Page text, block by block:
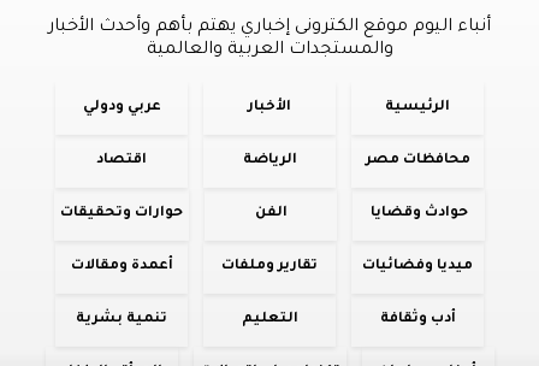
أنباء اليوم موقع الكترونى إخباري يهتم بأهم وأحدث الأخبار
والمستجدات العربية والعالمية
الرئيسية الأخبار عربي ودولي
محافظات مصر الرياضة اقتصاد
حوادث وقضايا الفن حوارات وتحقيقات
ميديا وفضائيات تقارير وملفات أعمدة ومقالات
أدب وثقافة التعليم تنمية بشرية